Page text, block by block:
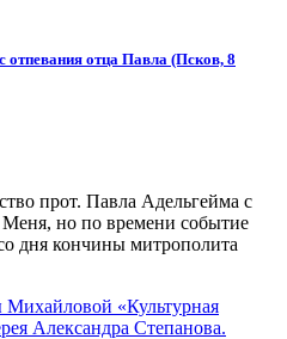
отпевания отца Павла (Псков, 8
прот. Павла Адельгейма с
но по времени событие
дня кончины митрополита
«Культурная
Александра Степанова.